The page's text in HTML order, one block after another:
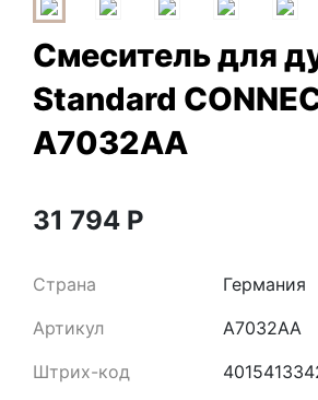
Смеситель для
Standard
A7032AA
31 794 Р
Страна
Германия
Артикул
A7032AA
Штрих-код